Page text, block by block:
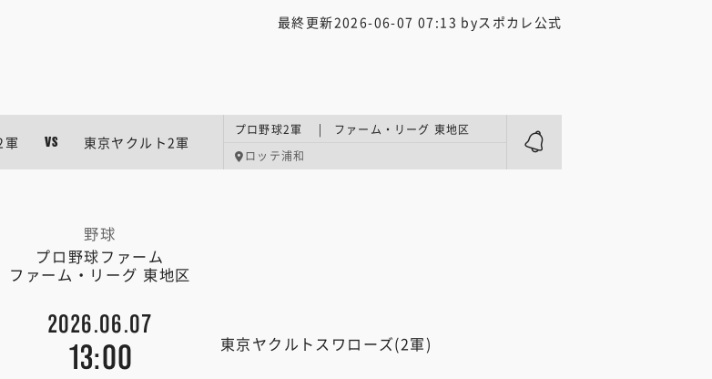
最終更新2026-06-07 07:13 byスポカレ公式
軍 VS 東京ヤクルト2軍
プロ野球2軍 | ファーム・リーグ 東地区
ロッテ浦和
野球
プロ野球ファーム
ファーム・リーグ 東地区
2026.06.07
13:00 東京ヤクルトスワローズ(2軍)